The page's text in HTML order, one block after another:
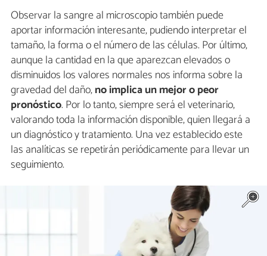
Observar la sangre al microscopio también puede
aportar información interesante, pudiendo interpretar el
tamaño, la forma o el número de las células. Por último,
aunque la cantidad en la que aparezcan elevados o
disminuidos los valores normales nos informa sobre la
gravedad del daño,no implica un mejor o peor
pronóstico. Por lo tanto, siempre será el veterinario,
valorando toda la información disponible, quien llegará a
un diagnóstico y tratamiento. Una vez establecido este
las analíticas se repetirán periódicamente para llevar un
seguimiento.